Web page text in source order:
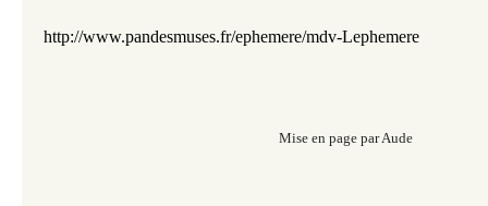
http://www.pandesmuses.fr/ephemere/mdv-Lephemere
Mise en page par Aude